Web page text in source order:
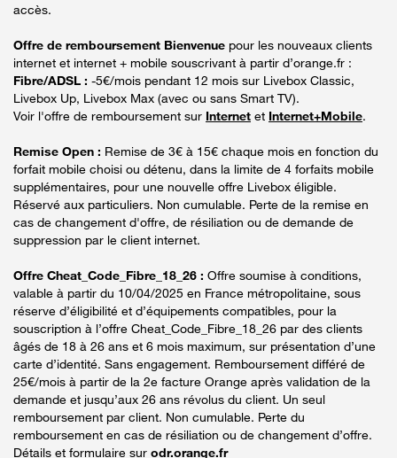
accès.
Offre de remboursement Bienvenue pour les nouveaux clients
internet et internet + mobile souscrivant à partir d’orange.fr :
Fibre/ADSL : -5€/mois pendant 12 mois sur Livebox Classic,
Livebox Up, Livebox Max (avec ou sans Smart TV).
Voir l'offre de remboursement sur Internet et Internet+Mobile.
Remise Open : Remise de 3€ à 15€ chaque mois en fonction du
forfait mobile choisi ou détenu, dans la limite de 4 forfaits mobile
supplémentaires, pour une nouvelle offre Livebox éligible.
Réservé aux particuliers. Non cumulable. Perte de la remise en
cas de changement d'offre, de résiliation ou de demande de
suppression par le client internet.
Offre Cheat_Code_Fibre_18_26 : Offre soumise à conditions,
valable à partir du 10/04/2025 en France métropolitaine, sous
réserve d’éligibilité et d’équipements compatibles, pour la
souscription à l’offre Cheat_Code_Fibre_18_26 par des clients
âgés de 18 à 26 ans et 6 mois maximum, sur présentation d’une
carte d’identité. Sans engagement. Remboursement différé de
25€/mois à partir de la 2e facture Orange après validation de la
demande et jusqu’aux 26 ans révolus du client. Un seul
remboursement par client. Non cumulable. Perte du
remboursement en cas de résiliation ou de changement d’offre.
Détails et formulaire sur odr.orange.fr